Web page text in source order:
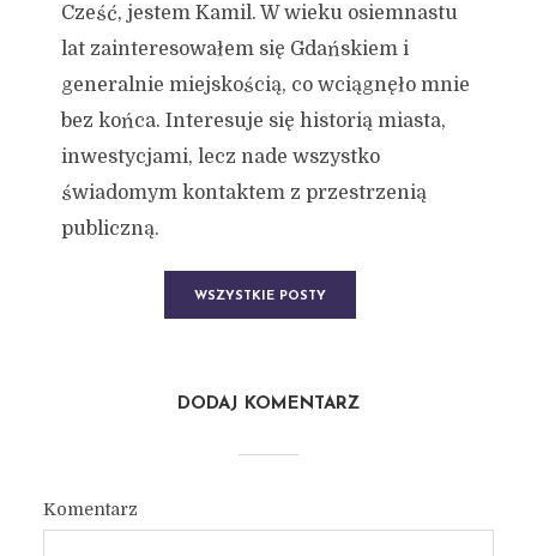
Cześć, jestem Kamil. W wieku osiemnastu
lat zainteresowałem się Gdańskiem i
generalnie miejskością, co wciągnęło mnie
bez końca. Interesuje się historią miasta,
inwestycjami, lecz nade wszystko
świadomym kontaktem z przestrzenią
publiczną.
WSZYSTKIE POSTY
DODAJ KOMENTARZ
Komentarz